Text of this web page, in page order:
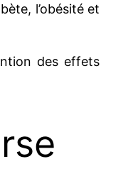
l’obésité et
des effets